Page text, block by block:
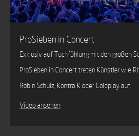
ProSieben in Concert
Exklusiv auf Tuchfühlung mit den großen
ProSieben in Concert treten Künstler wie
Robin Schulz, Kontra K oder Coldplay auf.
Video ansehen